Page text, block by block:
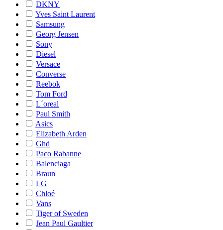
DKNY
Yves Saint Laurent
Samsung
Georg Jensen
Sony
Diesel
Versace
Converse
Reebok
Tom Ford
L´oreal
Paul Smith
Asics
Elizabeth Arden
Ghd
Paco Rabanne
Balenciaga
Braun
LG
Chloé
Vans
Tiger of Sweden
Jean Paul Gaultier